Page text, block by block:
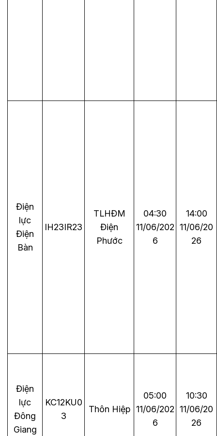
Điện
lực
Điện
Bàn
IH23IR23
TLHĐM
Điện
Phước
04:30
11/06/202
6
14:00
11/06/20
26
Điện
lực
Đông
Giang
KC12KU0
3
Thôn Hiệp
05:00
11/06/202
6
10:30
11/06/20
26